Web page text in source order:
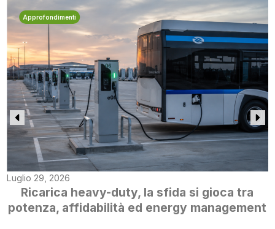
Approfondimenti
Luglio 29, 2026
Ricarica heavy-duty, la sfida si gioca tra
potenza, affidabilità ed energy management